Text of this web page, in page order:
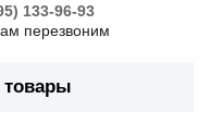
133-96-93
перезвоним